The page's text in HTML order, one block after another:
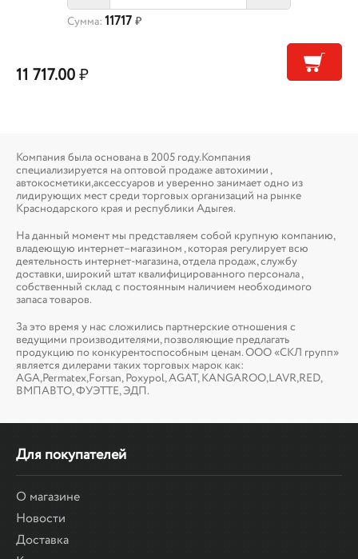
Сумма: 11717 ₽
11 717.00₽
Компания была основана в 2005 году.Компания
специализируется на оптовой продаже автохимии ,
автокосметики,аксессуаров и уверенно занимает одно из
лидирующих мест среди торговых организаций на рынке
Краснодарского края и республики Адыгея.
На данный момент мы представляем собой крупную компанию,
владеющую интернет–магазином , которая регулирует всю
деятельность интернет-магазина, отдела продаж, службу
доставки, широкий штат квалифицированного персонала ,
собственный склад c постоянным наличием необходимого
запаса товаров.
За это время у нас сложились партнерские отношения с
ведущими производителями, позволяющие предлагать
продукцию по конкурентоспособным ценам. ООО «СКЛ групп»
является дилерами таких торговых марок как:
AGA,Permatex,Forsan, Poxypol, AGAT, KANGAROO,LAVR,RED,
ВМПАВТО, ФУЭТТЕ, ЭДП.
Для покупателей
О магазине
Новости
Доставка